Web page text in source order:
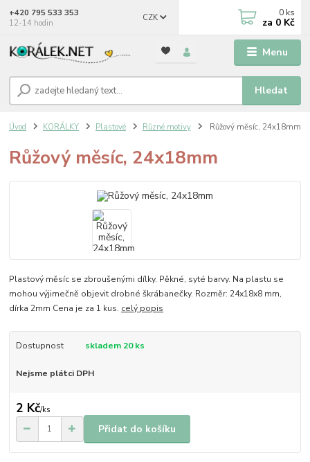
Menu
CZK
Hledat
+420 795 533 353
12-14 hodin
0 ks
za 0 Kč
Úvod KORÁLKY Plastové Různé motivy Růžový měsíc, 24x18mm
Růžový měsíc, 24x18mm
Plastový měsíc se zbroušenými dílky. Pěkné, syté barvy. Na plastu se
mohou výjimečně objevit drobné škrábanečky. Rozměr: 24x18x8 mm,
dírka 2mm Cena je za 1 kus. celý popis
Dostupnost skladem 20 ks
Nejsme plátci DPH
2 Kč/ks
Přidat do košíku